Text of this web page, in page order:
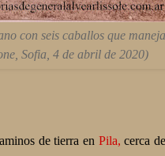
con seis caballos que
Sofia, 4 de abril de 2020)
de tierra en Pila, cerca